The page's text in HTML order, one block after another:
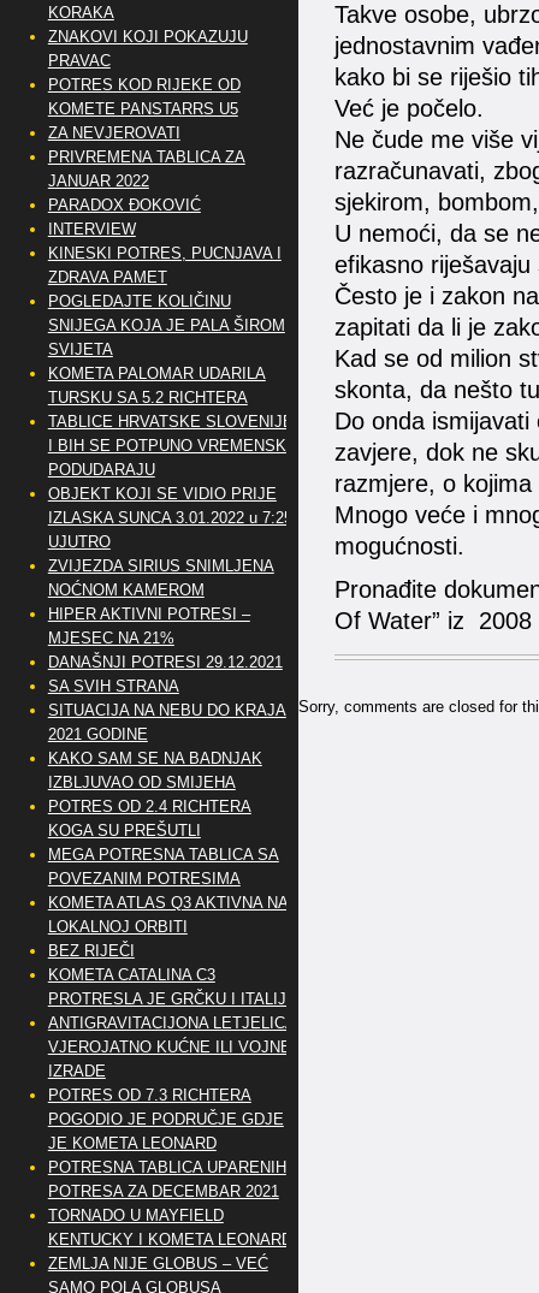
Takve osobe,
jednostavnim
kako bi se riješio
Već je počelo.
Ne čude me više
razračunavati,
sjekirom,
U nemoći, da se
efikasno riješavaju
Često je i zakon
zapitati da li je
Kad se od milion
skonta, da nešto
Do onda
zavjere, dok ne
razmjere, o
Mnogo veće i
mogućnosti.
Pronađite
Of Water” iz
Sorry, comments are closed for
KORAKA
ZNAKOVI KOJI POKAZUJU
PRAVAC
POTRES KOD RIJEKE OD
KOMETE PANSTARRS U5
ZA NEVJEROVATI
PRIVREMENA TABLICA ZA
JANUAR 2022
PARADOX ĐOKOVIĆ
INTERVIEW
KINESKI POTRES, PUCNJAVA I
ZDRAVA PAMET
POGLEDAJTE KOLIČINU
SNIJEGA KOJA JE PALA ŠIROM
SVIJETA
KOMETA PALOMAR UDARILA
TURSKU SA 5.2 RICHTERA
TABLICE HRVATSKE SLOVENIJE
I BIH SE POTPUNO VREMENSKI
PODUDARAJU
OBJEKT KOJI SE VIDIO PRIJE
IZLASKA SUNCA 3.01.2022 u 7:25
UJUTRO
ZVIJEZDA SIRIUS SNIMLJENA
NOĆNOM KAMEROM
HIPER AKTIVNI POTRESI –
MJESEC NA 21%
DANAŠNJI POTRESI 29.12.2021
SA SVIH STRANA
SITUACIJA NA NEBU DO KRAJA
2021 GODINE
KAKO SAM SE NA BADNJAK
IZBLJUVAO OD SMIJEHA
POTRES OD 2.4 RICHTERA
KOGA SU PREŠUTLI
MEGA POTRESNA TABLICA SA
POVEZANIM POTRESIMA
KOMETA ATLAS Q3 AKTIVNA NA
LOKALNOJ ORBITI
BEZ RIJEČI
KOMETA CATALINA C3
PROTRESLA JE GRČKU I ITALIJU
ANTIGRAVITACIJONA LETJELICA
VJEROJATNO KUĆNE ILI VOJNE
IZRADE
POTRES OD 7.3 RICHTERA
POGODIO JE PODRUČJE GDJE
JE KOMETA LEONARD
POTRESNA TABLICA UPARENIH
POTRESA ZA DECEMBAR 2021
TORNADO U MAYFIELD
KENTUCKY I KOMETA LEONARD
ZEMLJA NIJE GLOBUS – VEĆ
SAMO POLA GLOBUSA